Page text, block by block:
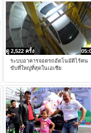
ดู 2,522 ครั้ง
ระบบอาคารจอดรถอัตโนมัติไร้คน
ขับที่ใหญ่ที่สุดในเอเซีย